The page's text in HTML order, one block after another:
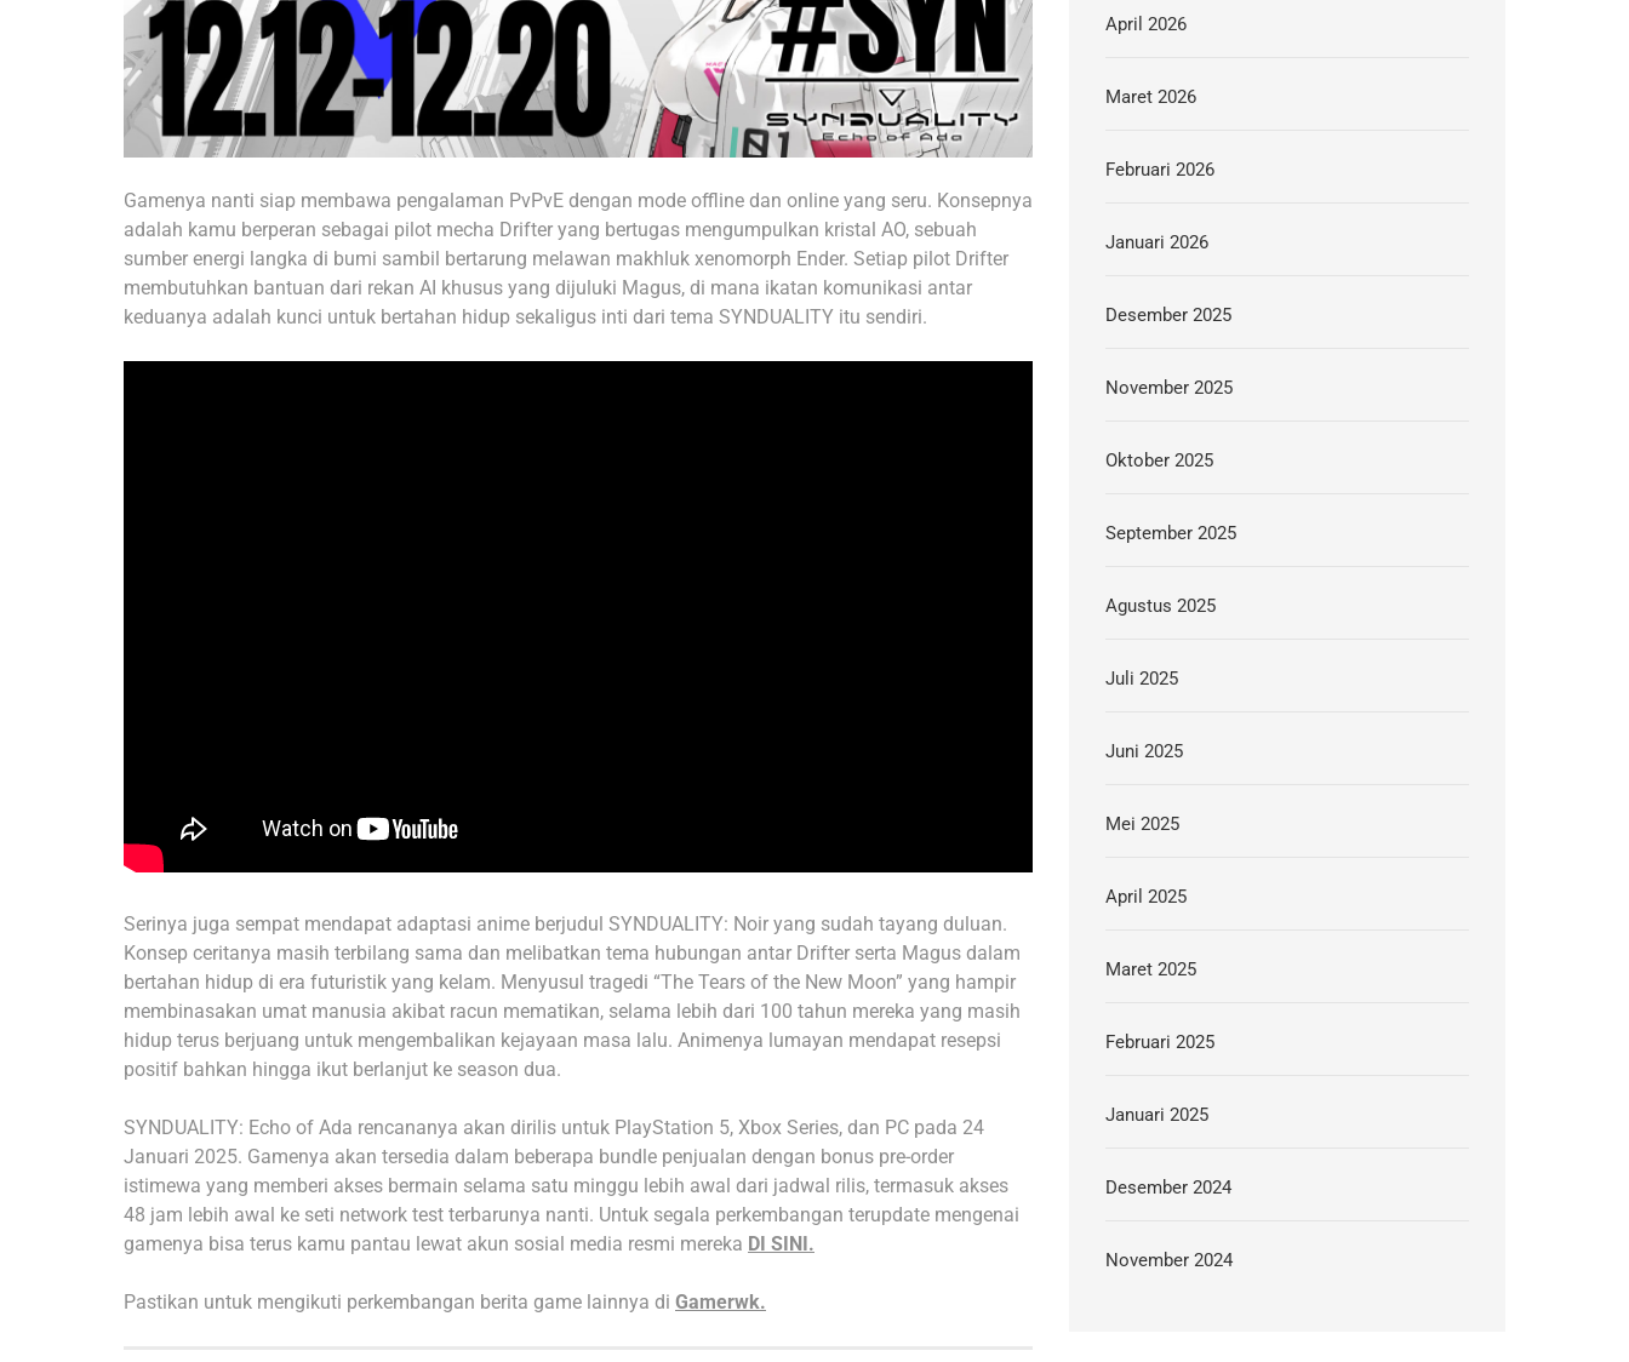
Gamenya nanti siap membawa pengalaman PvPvE dengan mode offline dan online yang seru. Konsepnya
adalah kamu berperan sebagai pilot mecha Drifter yang bertugas mengumpulkan kristal AO, sebuah
sumber energi langka di bumi sambil bertarung melawan makhluk xenomorph Ender. Setiap pilot Drifter
membutuhkan bantuan dari rekan AI khusus yang dijuluki Magus, di mana ikatan komunikasi antar
keduanya adalah kunci untuk bertahan hidup sekaligus inti dari tema SYNDUALITY itu sendiri.
Serinya juga sempat mendapat adaptasi anime berjudul SYNDUALITY: Noir yang sudah tayang duluan.
Konsep ceritanya masih terbilang sama dan melibatkan tema hubungan antar Drifter serta Magus dalam
bertahan hidup di era futuristik yang kelam. Menyusul tragedi “The Tears of the New Moon” yang hampir
membinasakan umat manusia akibat racun mematikan, selama lebih dari 100 tahun mereka yang masih
hidup terus berjuang untuk mengembalikan kejayaan masa lalu. Animenya lumayan mendapat resepsi
positif bahkan hingga ikut berlanjut ke season dua.
SYNDUALITY: Echo of Ada rencananya akan dirilis untuk PlayStation 5, Xbox Series, dan PC pada 24
Januari 2025. Gamenya akan tersedia dalam beberapa bundle penjualan dengan bonus pre-order
istimewa yang memberi akses bermain selama satu minggu lebih awal dari jadwal rilis, termasuk akses
48 jam lebih awal ke seti network test terbarunya nanti. Untuk segala perkembangan terupdate mengenai
gamenya bisa terus kamu pantau lewat akun sosial media resmi mereka DI SINI.
Pastikan untuk mengikuti perkembangan berita game lainnya di Gamerwk.
April 2026
Maret 2026
Februari 2026
Januari 2026
Desember 2025
November 2025
Oktober 2025
September 2025
Agustus 2025
Juli 2025
Juni 2025
Mei 2025
April 2025
Maret 2025
Februari 2025
Januari 2025
Desember 2024
November 2024